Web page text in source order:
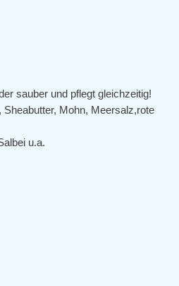
sauber und pflegt gleichzeitig!
Mohn, Meersalz,rote
u.a.